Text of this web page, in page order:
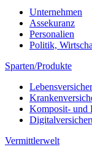
Unternehmen
Assekuranz
Personalien
Politik,
Sparten/Produkte
Komposit- und
Vermittlerwelt